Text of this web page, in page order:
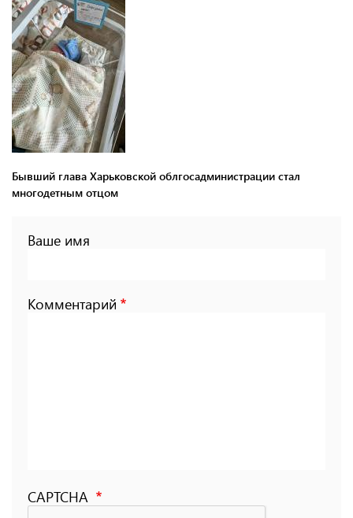
Бывший глава Харьковской облгосадминистрации стал
многодетным отцом
Ваше имя
Комментарий
CAPTCHA